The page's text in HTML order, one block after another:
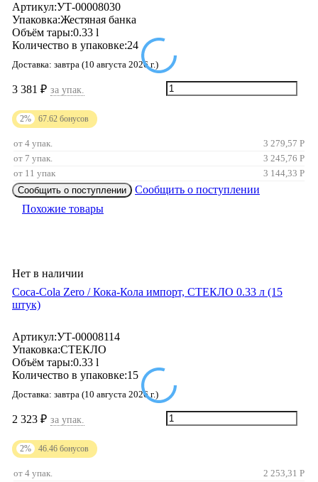
Артикул:УТ-00008030
Упаковка:Жестяная банка
Объём тары:0.33 l
Количество в упаковке:24
Доставка: завтра (10 августа 2026 г.)
3 381 ₽ за упак.
2% 67.62 бонусов
от 4 упак. 3 279,57 Р
от 7 упак.
3 245,76 Р
от 11 упак
3 144,33 Р
Сообщить о поступлении
Сообщить о поступлении
Похожие товары
Нет в наличии
Coca-Cola Zero / Кока-Кола импорт, СТЕКЛО 0.33 л (15
штук)
Артикул:УТ-00008114
Упаковка:СТЕКЛО
Объём тары:0.33 l
Количество в упаковке:15
Доставка: завтра (10 августа 2026 г.)
2 323 ₽ за упак.
2% 46.46 бонусов
от 4 упак. 2 253,31 Р